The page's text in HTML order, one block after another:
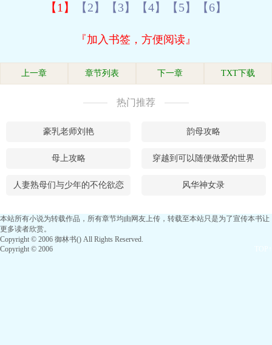
【1】 【2】 【3】 【4】 【5】 【6】
『加入书签，方便阅读』
上一章 章节列表 下一章 TXT下载
热门推荐
豪乳老师刘艳 韵母攻略
母上攻略 穿越到可以随便做爱的世界
人妻熟母们与少年的不伦欲恋 风华神女录
本站所有小说为转载作品，所有章节均由网友上传，转载至本站只是为了宣传本书让
更多读者欣赏。
Copyright © 2006 御林书() All Rights Reserved.
Copyright © 2006